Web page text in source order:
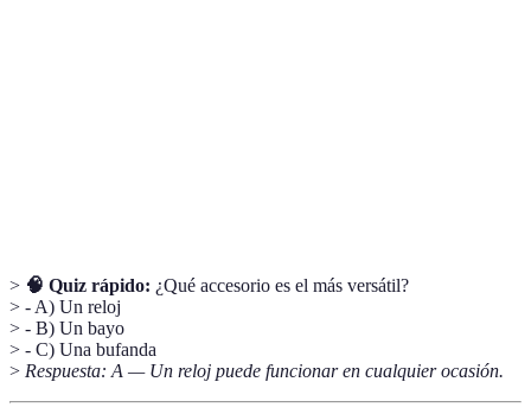
> 🧠 Quiz rápido: ¿Qué accesorio es el más versátil?
> - A) Un reloj
> - B) Un bayo
> - C) Una bufanda
> Respuesta: A — Un reloj puede funcionar en cualquier ocasión.